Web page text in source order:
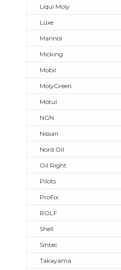
Liqui Moly
Luxe
Mannol
Micking
Mobil
MolyGreen
Motul
NGN
Nissan
Nord Oil
Oil Right
Pilots
ProFix
ROLF
Shell
Sintec
Takayama